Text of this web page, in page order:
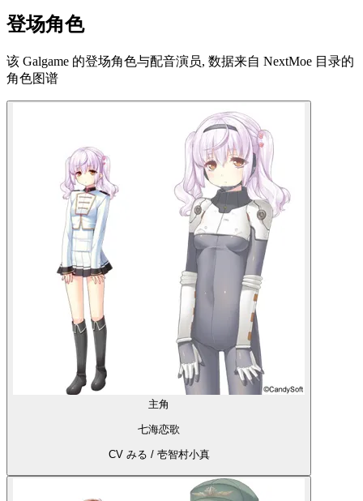
登场角色
该 Galgame 的登场角色与配音演员, 数据来自 NextMoe 目录的
角色图谱
主角
七海恋歌
CV みる / 壱智村小真